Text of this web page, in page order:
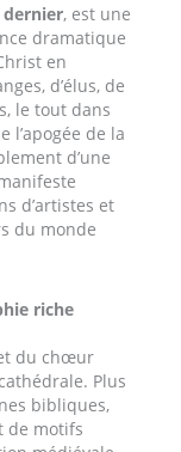
dernier, est une
dramatique
en
d’élus, de
le tout dans
l’apogée de la
d’une
d’artistes et
du monde
riche
du chœur
Plus
bibliques,
de motifs